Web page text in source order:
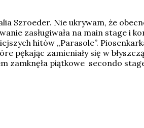
Szroeder. Nie ukrywam, że
zasługiwała na main stage i
hitów „Parasole”.
pękając zamieniały się w
zamknęła piątkowe secondo